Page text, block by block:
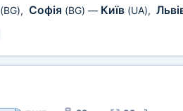
(BG), Софія (BG) — Київ (UA),